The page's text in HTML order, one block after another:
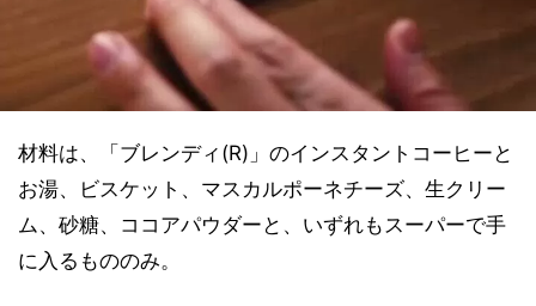
材料は、「ブレンディ(R)」のインスタントコーヒーと
お湯、ビスケット、マスカルポーネチーズ、生クリー
ム、砂糖、ココアパウダーと、いずれもスーパーで手
に入るもののみ。